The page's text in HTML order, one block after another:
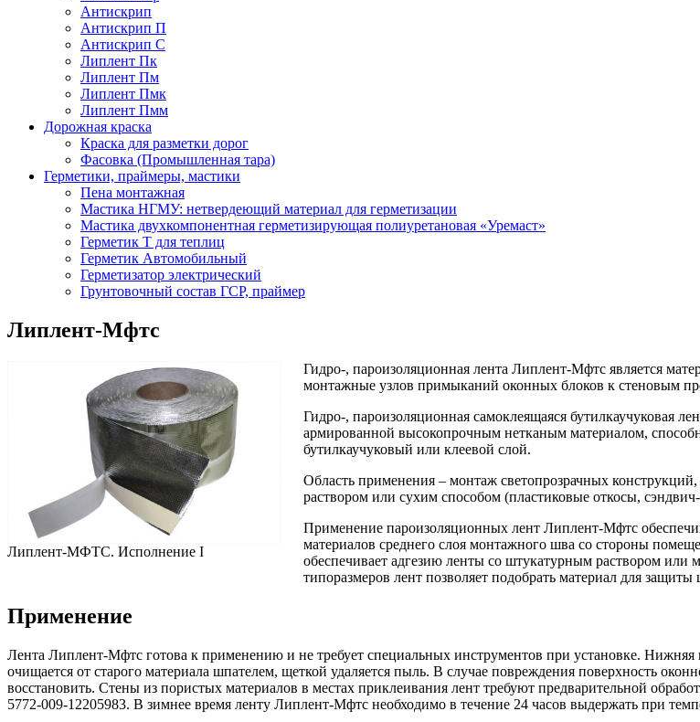
Антискрип
Антискрип П
Антискрип С
Липлент Пк
Липлент Пм
Липлент Пмк
Липлент Пмм
Дорожная краска
Краска для разметки дорог
Фасовка (Промышленная тара)
Герметики, праймеры, мастики
Пена монтажная
Мастика НГМУ: нетвердеющий материал для герметизации
Мастика двухкомпонентная герметизирующая полиуретановая «Уремаст»
Герметик Т для теплиц
Герметик Автомобильный
Герметизатор электрический
Грунтовочный состав ГСР, праймер
Липлент-Мфтс
Липлент-МФТС. Исполнение I
Гидро-, пароизоляционная лента Липлент-Мфтс является
монтажные узлов примыканий оконных блоков к стеновым
Гидро-, пароизоляционная самоклеящаяся бутилкаучуковая
армированной высокопрочным нетканым материалом,
бутилкаучуковый или клеевой слой.
Область применения – монтаж светопрозрачных
раствором или сухим способом (пластиковые откосы,
Применение пароизоляционных лент Липлент-Мфтс
материалов среднего слоя монтажного шва со стороны
обеспечивает адгезию ленты со штукатурным раствором
типоразмеров лент позволяет подобрать материал для
Применение
Лента Липлент-Мфтс готова к применению и не требует специальных инструментов при установке. Нижняя
очищается от старого материала шпателем, щеткой удаляется пыль. В случае повреждения поверхность
восстановить. Стены из пористых материалов в местах приклеивания лент требуют предварительной
5772-009-12205983. В зимнее время ленту Липлент-Мфтс необходимо в течение 24 часов выдержать при